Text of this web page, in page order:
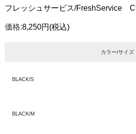
フレッシュサービス/FreshService
価格:8,250円 (税込)
カラー/サイズ
BLACK/S
BLACK/M